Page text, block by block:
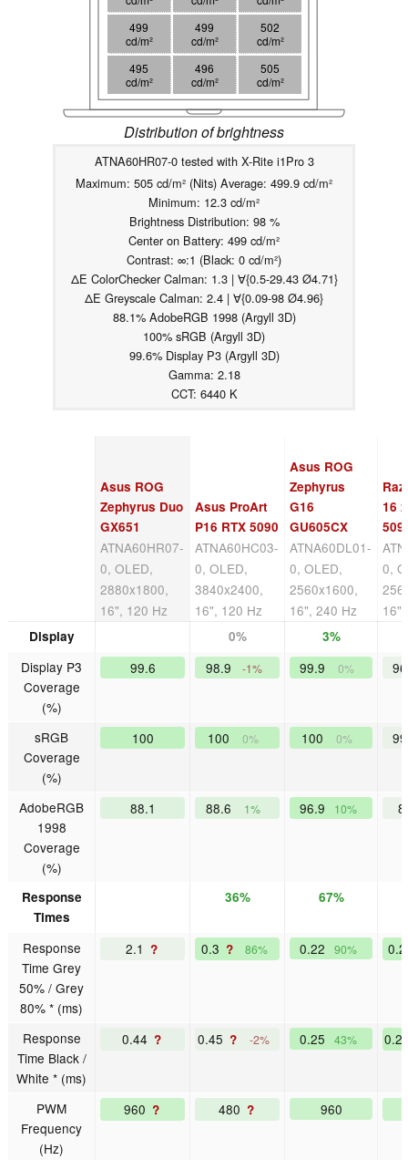
499
cd/m²
499
cd/m²
502
cd/m²
495
cd/m²
496
cd/m²
505
cd/m²
Distribution of brightness
ATNA60HR07-0 tested with X-Rite i1Pro 3
Maximum: 505 cd/m² (Nits) Average: 499.9 cd/m²
Minimum: 12.3 cd/m²
Brightness Distribution: 98 %
Center on Battery: 499 cd/m²
Contrast: ∞:1 (Black: 0 cd/m²)
ΔE ColorChecker Calman: 1.3 | ∀{0.5-29.43 Ø4.71}
ΔE Greyscale Calman: 2.4 | ∀{0.09-98 Ø4.96}
88.1% AdobeRGB 1998 (Argyll 3D)
100% sRGB (Argyll 3D)
99.6% Display P3 (Argyll 3D)
Gamma: 2.18
CCT: 6440 K
Asus ROG
Zephyrus Duo
GX651
ATNA60HR07-
0, OLED,
2880x1800,
16", 120 Hz
Asus ProArt
P16 RTX 5090
ATNA60HC03-
0, OLED,
3840x2400,
16", 120 Hz
Asus ROG
Zephyrus
G16
GU605CX
ATNA60DL01-
0, OLED,
2560x1600,
16", 240 Hz
16
0,
Display 0% 3%
Display P3
Coverage
(%)
99.6 98.9 -1% 99.9 0%
sRGB
Coverage
(%)
100 100 0% 100 0%
AdobeRGB
1998
Coverage
(%)
88.1 88.6 1% 96.9 10%
Response
Times
36% 67%
Response
Time Grey
50% / Grey
80% * (ms)
2.1 ? 0.3 ? 86% 0.22 90%
Response
Time Black /
White * (ms)
0.44 ? 0.45 ? -2% 0.25 43%
PWM
Frequency
(Hz)
960 ? 480 ? 960